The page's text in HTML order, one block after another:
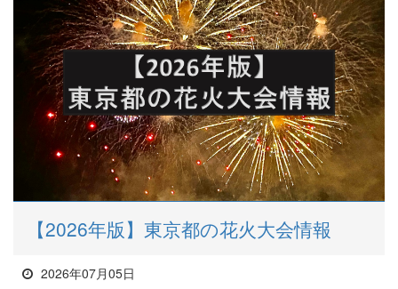
【2026年版】東京都の花火大会情報
2026年07月05日